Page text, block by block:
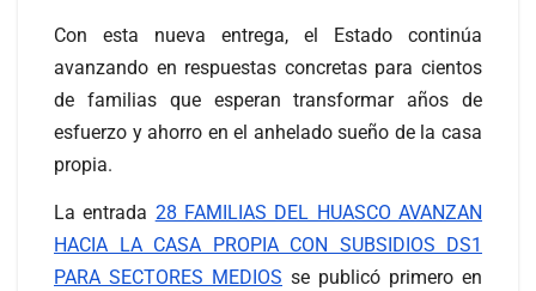
Con esta nueva entrega, el Estado continúa
avanzando en respuestas concretas para cientos
de familias que esperan transformar años de
esfuerzo y ahorro en el anhelado sueño de la casa
propia.
La entrada 28 FAMILIAS DEL HUASCO AVANZAN
HACIA LA CASA PROPIA CON SUBSIDIOS DS1
PARA SECTORES MEDIOS se publicó primero en